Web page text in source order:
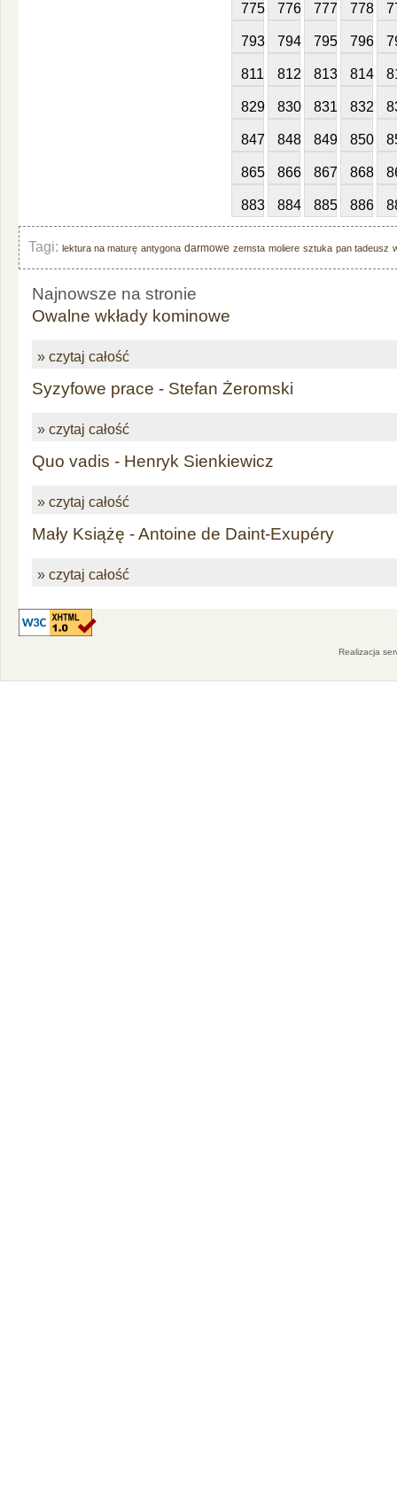
775 776 777 778
793 794 795 796
811 812 813 814
829 830 831 832
847 848 849 850
865 866 867 868
883 884 885 886
Tagi: lektura na maturę antygona darmowe zemsta moliere sztuka pan tadeusz
Najnowsze na stronie
Owalne wkłady kominowe
» czytaj całość
Syzyfowe prace - Stefan Żeromski
» czytaj całość
Quo vadis - Henryk Sienkiewicz
» czytaj całość
Mały Książę - Antoine de Daint-Exupéry
» czytaj całość
Realizacja